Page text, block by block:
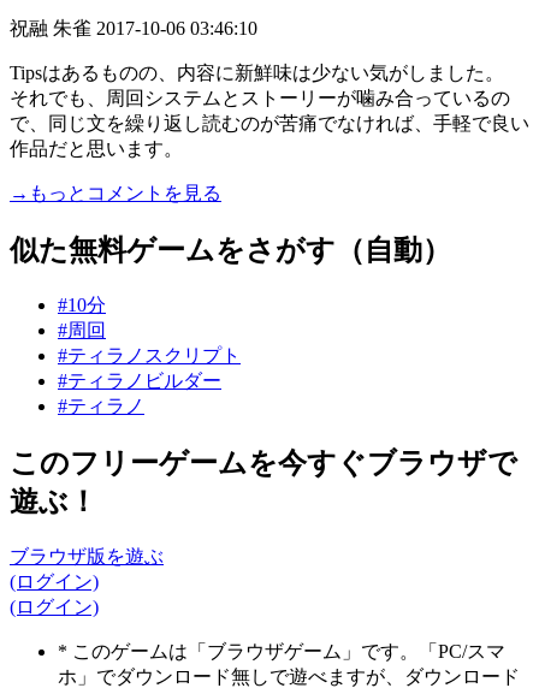
祝融 朱雀 2017-10-06 03:46:10
Tipsはあるものの、内容に新鮮味は少ない気がしました。
それでも、周回システムとストーリーが噛み合っているの
で、同じ文を繰り返し読むのが苦痛でなければ、手軽で良い
作品だと思います。
→もっとコメントを見る
似た無料ゲームをさがす（自動）
#10分
#周回
#ティラノスクリプト
#ティラノビルダー
#ティラノ
このフリーゲームを今すぐブラウザで
遊ぶ！
ブラウザ版を遊ぶ
(ログイン)
(ログイン)
* このゲームは「ブラウザゲーム」です。「PC/スマ
ホ」でダウンロード無しで遊べますが、ダウンロード